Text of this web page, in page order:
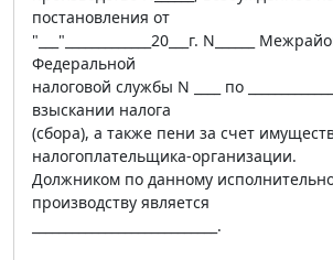
постановления от
"___"_____________20___г. N______
Федеральной
налоговой службы N ____ по
взыскании налога
(сбора), а также пени за счет
налогоплательщика-организации.
Должником по данному
производству является
____________________________.